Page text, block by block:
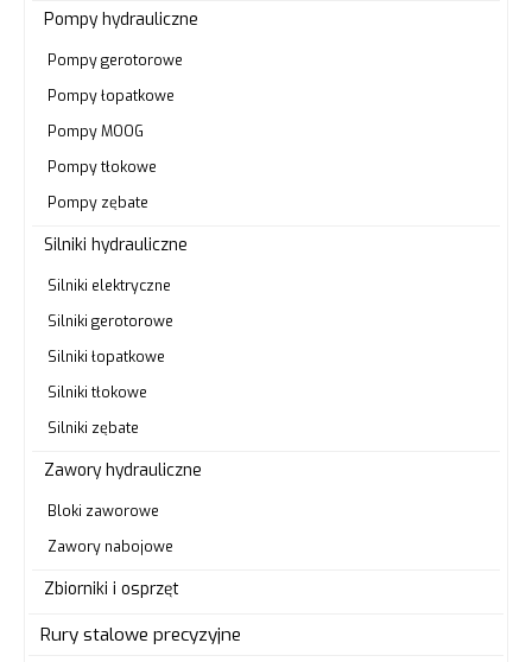
Pompy hydrauliczne
Pompy gerotorowe
Pompy łopatkowe
Pompy MOOG
Pompy tłokowe
Pompy zębate
Silniki hydrauliczne
Silniki elektryczne
Silniki gerotorowe
Silniki łopatkowe
Silniki tłokowe
Silniki zębate
Zawory hydrauliczne
Bloki zaworowe
Zawory nabojowe
Zbiorniki i osprzęt
Rury stalowe precyzyjne